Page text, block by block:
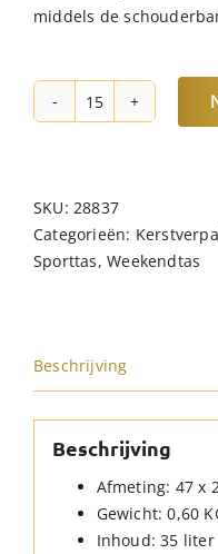
middels de
NORLÄNDER
hoeveelheid
SKU:28837
Categorieën:
Sporttas,Weekendtas
Beschrijving
Beschrijving
Afmeting: 47 x
Gewicht: 0,60
Inhoud: 35 liter